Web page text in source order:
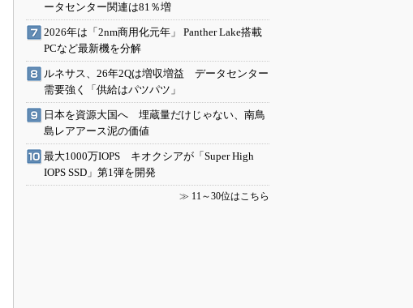
ータセンター関連は81％増
2026年は「2nm商用化元年」 Panther Lake搭載
PCなど最新機を分解
ルネサス、26年2Qは増収増益 データセンター
需要強く「供給はパツパツ」
日本を資源大国へ 埋蔵量だけじゃない、南鳥
島レアアース泥の価値
最大1000万IOPS キオクシアが「Super High
IOPS SSD」第1弾を開発
≫ 11～30位はこちら